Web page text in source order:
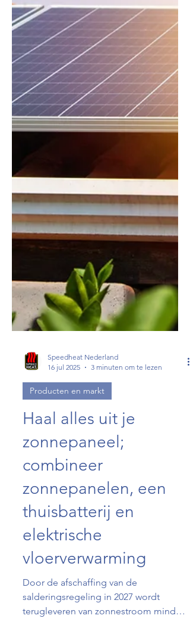
Speedheat Nederland
16 jul 2025
3 minuten om te lezen
Producten en markt
Haal alles uit je
zonnepaneel;
combineer
zonnepanelen, een
thuisbatterij en
elektrische
vloerverwarming
Door de afschaffing van de